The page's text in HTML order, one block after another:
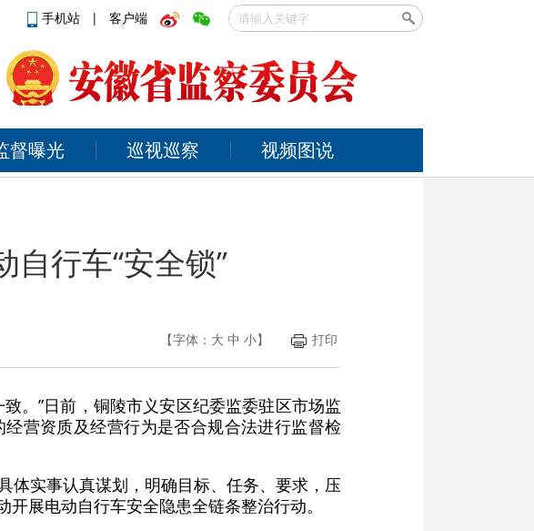
手机站 | 客户端
督曝光 巡视巡察 视频图说
行车“安全锁”
【字体： 大 中 小】 打印
。”日前，铜陵市义安区纪委监委驻区市场监
营资质及经营行为是否合规合法进行监督检
体实事认真谋划，明确目标、任务、要求，压
展电动自行车安全隐患全链条整治行动。